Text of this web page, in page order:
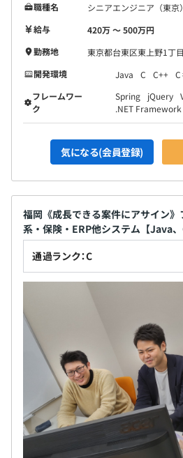
職種名
シニアエンジニア（東京）
給与
420万 〜 500万円
勤務地
東京都台東区東上野1
開発環境
Java C C++ C
フレームワー
ク
Spring jQuery
.NET Framework
気になる(会員登録)
福岡《成長できる案件にアサイン
系・保険・ERP他システム【Java
通過ランク：C